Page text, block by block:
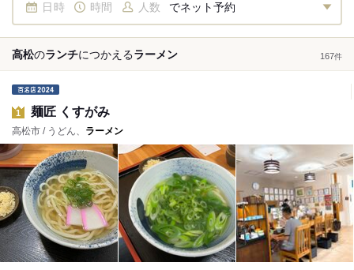
日時 時間 人数 でネット予約
高松のランチにつかえるラーメン 167件
1 麺匠 くすがみ
高松市 / うどん、 ラーメン